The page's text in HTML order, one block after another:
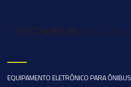
EQUIPAMENTO ELETRÔNICO PARA ÔNIBUS